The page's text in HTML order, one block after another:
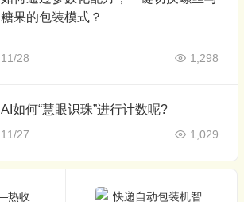
糖果的包装模式？
11/28 1,298
AI如何“慧眼识珠”进行计数呢?
11/27 1,029